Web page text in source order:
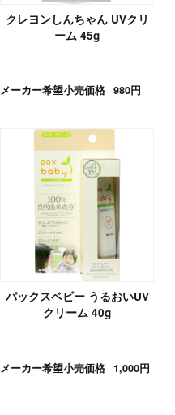
クレヨンしんちゃん UVクリ
ーム 45g
メーカー希望小売価格 980円
パックスベビー うるおいUV
クリーム 40g
メーカー希望小売価格 1,000円